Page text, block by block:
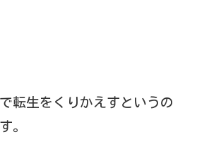
転生をくりかえすというの
。